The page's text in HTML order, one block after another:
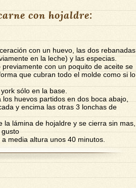
con hojaldre:
con un huevo, las dos rebanadas
en la leche) y las especias.
con un poquito de aceite se
que cubran todo el molde como si lo
sólo en la base.
huevos partidos en dos boca abajo,
y encima las otras 3 lonchas de
lámina de hojaldre y se cierra sin mas,
gusto
media altura unos 40 minutos.